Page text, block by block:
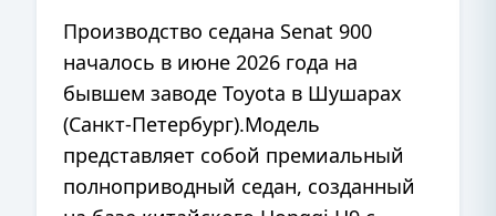
Производство седана Senat 900
началось в июне 2026 года на
бывшем заводе Toyota в Шушарах
(Санкт-Петербург).Модель
представляет собой премиальный
полноприводный седан, созданный